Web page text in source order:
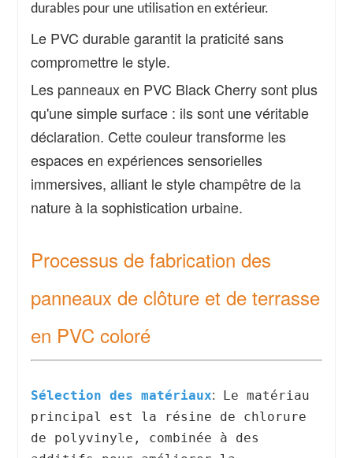
durables pour une utilisation en extérieur.
Le PVC durable garantit la praticité sans
compromettre le style.
Les panneaux en PVC Black Cherry sont plus
qu'une simple surface : ils sont une véritable
déclaration. Cette couleur transforme les
espaces en expériences sensorielles
immersives, alliant le style champêtre de la
nature à la sophistication urbaine.
Processus de fabrication des
panneaux de clôture et de terrasse
en PVC coloré
Sélection des matériaux:
Le matériau
principal est la résine de chlorure
de polyvinyle, combinée à des